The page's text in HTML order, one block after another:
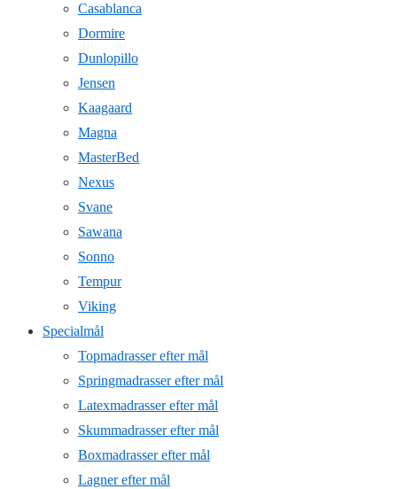
Casablanca
Dormire
Dunlopillo
Jensen
Kaagaard
Magna
MasterBed
Nexus
Svane
Sawana
Sonno
Tempur
Viking
Specialmål
Topmadrasser efter mål
Springmadrasser efter mål
Latexmadrasser efter mål
Skummadrasser efter mål
Boxmadrasser efter mål
Lagner efter mål